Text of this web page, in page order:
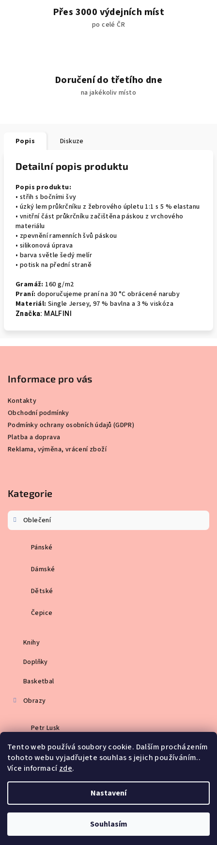
Tento web používá soubory cookie. Dalším procházením
tohoto webu vyjadřujete souhlas s jejich používáním..
Více informacízde.
Nastavení
Souhlasím
Přes 3000 výdejních míst
po celé ČR
Doručení do třetího dne
na jakékoliv místo
Popis Diskuze
Detailní popis produktu
Popis produktu:
• střih s bočními švy
• úzký lem průkrčníku z žebrového úpletu 1:1 s 5 % elastanu
• vnitřní část průkrčníku začištěna páskou z vrchového
materiálu
• zpevnění ramenních švů páskou
• silikonová úprava
• barva světle šedý melír
• potisk na přední straně
Gramáž: 160 g/m2
Praní: doporučujeme praní na 30 °C obrácené naruby
Materiál: Single Jersey,97 % bavlna a 3 % viskóza
Značka: MALFINI
Informace pro vás
Kontakty
Obchodní podmínky
Podmínky ochrany osobních údajů (GDPR)
Platba a doprava
Reklama, výměna, vrácení zboží
Kategorie
Oblečení
Pánské
Dámské
Dětské
Čepice
Knihy
Doplňky
Basketbal
Obrazy
Petr Lusk
Martin Straka
Kalendáře
Vytvořil Shoptet